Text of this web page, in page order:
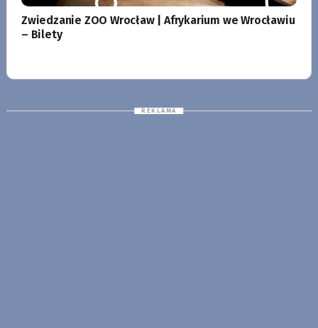
Zwiedzanie ZOO Wrocław | Afrykarium we Wrocławiu
– Bilety